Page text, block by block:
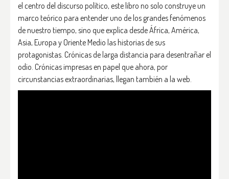
el centro del discurso político, este libro no solo construye un
marco teórico para entender uno de los grandes fenómenos
de nuestro tiempo, sino que explica desde África, América,
Asia, Europa y Oriente Medio las historias de sus
protagonistas. Crónicas de larga distancia para desentrañar el
odio. Crónicas impresas en papel que ahora, por
circunstancias extraordinarias, llegan también a la web.